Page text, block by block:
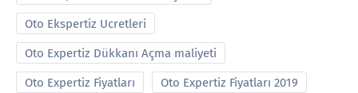
Oto Ekspertiz Ucretleri
Oto Expertiz Dükkanı Açma maliyeti
Oto Expertiz Fiyatları Oto Expertiz Fiyatları 2019